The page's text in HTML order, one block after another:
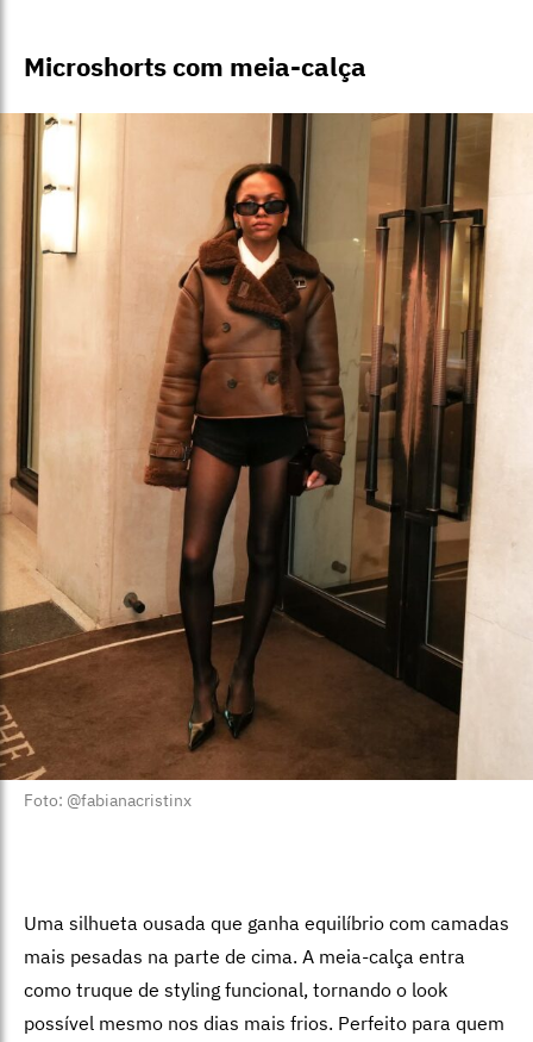
Microshorts com meia-calça
Foto: @fabianacristinx
Uma silhueta ousada que ganha equilíbrio com camadas
mais pesadas na parte de cima. A meia-calça entra
como truque de styling funcional, tornando o look
possível mesmo nos dias mais frios. Perfeito para quem